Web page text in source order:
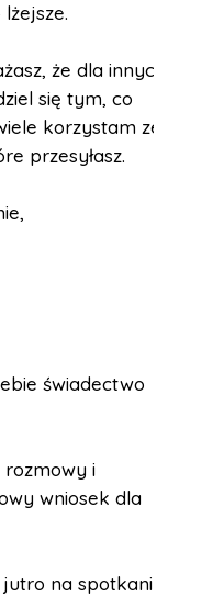
że dla innych
się tym, co
korzystam ze
przesyłasz.
świadectwo
rozmowy i
wniosek dla
na spotkaniu?